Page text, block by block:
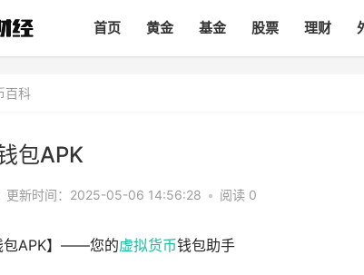
首页 黄金 基金 股票 理财
百科
包APK
更新时间：2025-05-06 14:56:28 • 阅读 0
包APK】——您的虚拟货币钱包助手